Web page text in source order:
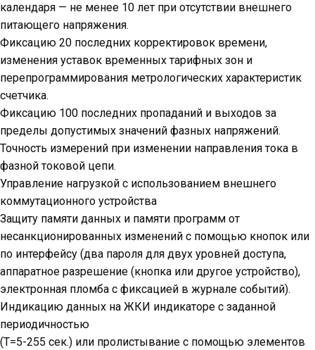
календаря — не менее 10 лет при отсутствии внешнего
питающего напряжения.
Фиксацию 20 последних корректировок времени,
изменения уставок временных тарифных зон и
перепрограммирования метрологических характеристик
счетчика.
Фиксацию 100 последних пропаданий и выходов за
пределы допустимых значений фазных напряжений.
Точность измерений при изменении направления тока в
фазной токовой цепи.
Управление нагрузкой с использованием внешнего
коммутационного устройства
Защиту памяти данных и памяти программ от
несанкционированных изменений с помощью кнопок или
по интерфейсу (два пароля для двух уровней доступа,
аппаратное разрешение (кнопка или другое устройство),
электронная пломба с фиксацией в журнале событий).
Индикацию данных на ЖКИ индикаторе с заданной
периодичностью
(Т=5-255 сек.) или пролистывание с помощью элементов